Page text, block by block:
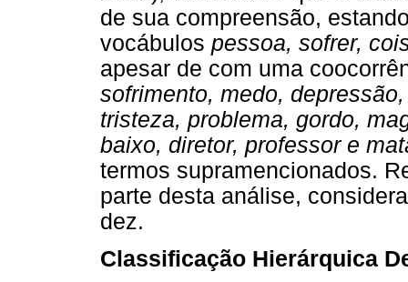
de sua compreensão,
vocábulos pessoa, sofrer,
apesar de com uma
sofrimento, medo,
tristeza, problema, gordo,
baixo, diretor, professor e
termos supramencionados.
parte desta análise,
dez.
Classificação Hierárquica